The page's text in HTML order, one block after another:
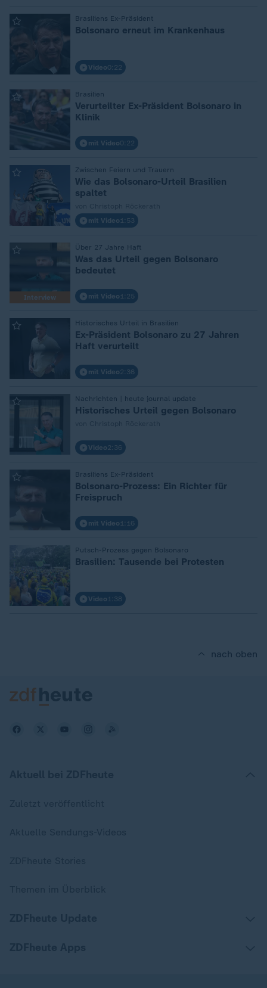
Brasiliens Ex-Präsident
: Bolsonaro erneut im Krankenhaus
Video0:22
Brasilien
:
Verurteilter Ex-Präsident Bolsonaro in
Klinik
mit Video0:22
Zwischen Feiern und Trauern
:
Wie das Bolsonaro-Urteil Brasilien
spaltet
mit Video 1:53
Interview
Über 27 Jahre Haft
:
Was das Urteil gegen Bolsonaro
bedeutet
mit Video 1:25
Historisches Urteil in Brasilien
:
Ex-Präsident Bolsonaro zu 27 Jahren
Haft verurteilt
mit Video2:36
Nachrichten | heute journal update
: Historisches Urteil gegen Bolsonaro
Video2:36
Brasiliens Ex-Präsident
:
Bolsonaro-Prozess: Ein Richter für
Freispruch
mit Video 1:16
Putsch-Prozess gegen Bolsonaro
Brasilien: Tausende bei Protesten
Video 1:38
nach oben